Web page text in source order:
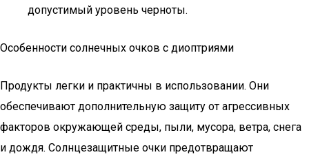
допустимый уровень черноты.
Особенности солнечных очков с диоптриями
Продукты легки и практичны в использовании. Они
обеспечивают дополнительную защиту от агрессивных
факторов окружающей среды, пыли, мусора, ветра, снега
и дождя. Солнцезащитные очки предотвращают